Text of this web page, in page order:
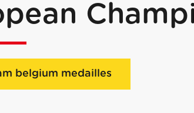
belgium medailles